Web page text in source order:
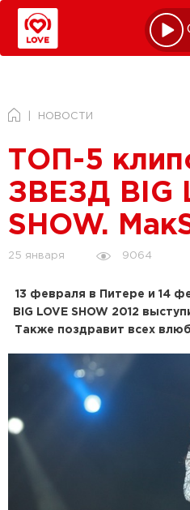
НОВОСТИ
ТОП-5
ЗВЕЗД BIG
SHOW.
25 января 9064
13 февраля в Питере и 14
BIG LOVE SHOW 2012
Также поздравит всех